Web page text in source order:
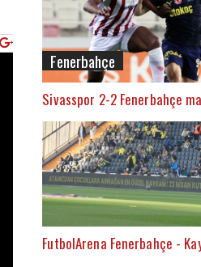
Fenerbahçe
Sivasspor 2-2 Fenerbahçe
FutbolArena Fenerbahçe -